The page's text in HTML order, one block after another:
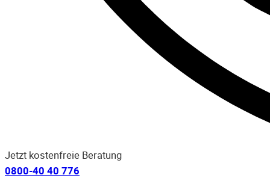
Jetzt kostenfreie Beratung
0800-40 40 776